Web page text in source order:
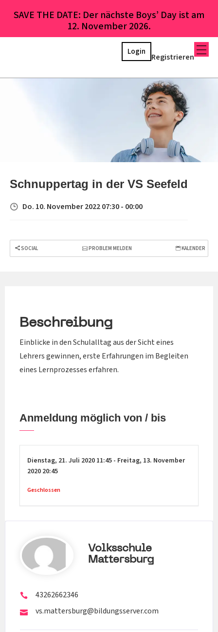
SAVE THE DATE: Der nächste Boys’ Day ist am
12. November 2026.
Registrieren
Login
Schnuppertag in der VS Seefeld
Do. 10. November 2022 07:30 - 00:00
SOCIAL PROBLEM MELDEN KALENDER
Beschreibung
Einblicke in den Schulalltag aus der Sicht eines
Lehrers gewinnen, erste Erfahrungen im Begleiten
eines Lernprozesses erfahren.
Anmeldung möglich von / bis
Dienstag, 21. Juli 2020 11:45 - Freitag, 13. November
2020 20:45
Geschlossen
Volksschule
Mattersburg
43262662346
vs.mattersburg@bildungsserver.com